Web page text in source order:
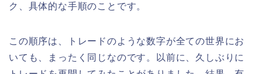
ク、具体的な手順のことです。
この順序は、トレードのような数字が全ての世界にお
いても、まったく同じなのです。以前に、久しぶりに